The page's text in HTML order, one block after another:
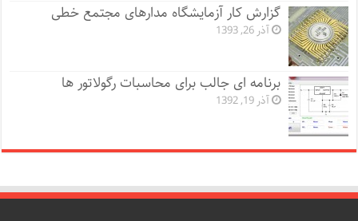
گزارش کار آزمایشگاه مدارهای مجتمع خطی
آذر 26, 1393
برنامه ای جالب برای محاسبات رگولاتور ها
آذر 19, 1392